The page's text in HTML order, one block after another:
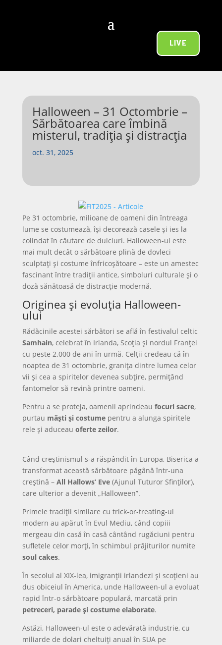
LIVE
Halloween – 31 Octombrie –
Sărbătoarea care îmbină
misterul, tradiția și distracția
oct. 31, 2025
Pe 31 octombrie, milioane de oameni din întreaga
lume se costumează, își decorează casele și ies la
colindat în căutare de dulciuri. Halloween-ul este
mai mult decât o sărbătoare plină de dovleci
sculptați și costume înfricoșătoare – este un amestec
fascinant între tradiții antice, simboluri culturale și o
doză sănătoasă de distracție modernă.
Originea și evoluția Halloween-
ului
Rădăcinile acestei sărbători se află în festivalul celtic
Samhain, celebrat în Irlanda, Scoția și nordul Franței
cu peste 2.000 de ani în urmă. Celții credeau că în
noaptea de 31 octombrie, granița dintre lumea celor
vii și cea a spiritelor devenea subțire, permițând
fantomelor să revină printre oameni.
Pentru a se proteja, oamenii aprindeau focuri sacre,
purtau măști și costumepentru a alunga spiritele
rele și aduceau oferte zeilor.
Când creștinismul s-a răspândit în Europa, Biserica a
transformat această sărbătoare păgână într-una
creștină – All Hallows’ Eve(Ajunul Tuturor Sfinților),
care ulterior a devenit „Halloween”.
Primele tradiții similare cu trick-or-treating-ul
modern au apărut în Evul Mediu, când copiii
mergeau din casă în casă cântând rugăciuni pentru
sufletele celor morți, în schimbul prăjiturilor numite
soul cakes.
În secolul al XIX-lea, imigranții irlandezi și scoțieni au
dus obiceiul în America, unde Halloween-ul a evoluat
rapid într-o sărbătoare populară, marcată prin
petreceri, parade și costume elaborate.
Astăzi, Halloween-ul este o adevărată industrie, cu
miliarde de dolari cheltuiți anual în SUA pe